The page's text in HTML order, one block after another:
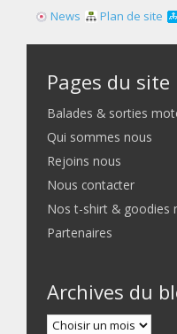
News Plan de site
Pages du site
Balades & sorties
Qui sommes nous
Rejoins nous
Nous contacter
Nos t-shirt & goodies
Partenaires
Archives du